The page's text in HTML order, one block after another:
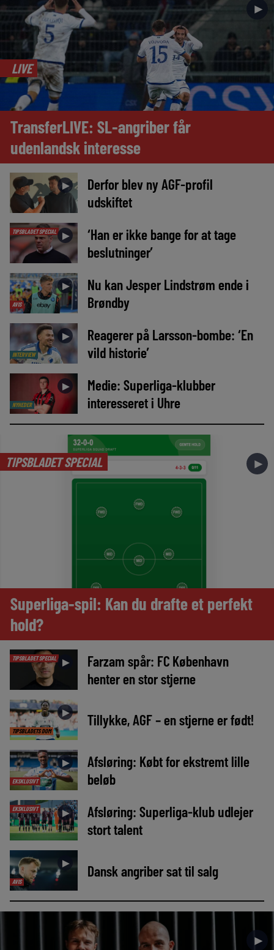
►
LIVE
TransferLIVE: SL-angriber får
udenlandsk interesse
►
Derfor blev ny AGF-profil
udskiftet
TIPSBLADET SPECIAL ►
‘Han er ikke bange for at tage
beslutninger’
AVIS
►
Nu kan Jesper Lindstrøm ende i
Brøndby
INTERVIEW
►
Reagerer på Larsson-bombe: ‘En
vild historie’
NYHEDER
►
Medie: Superliga-klubber
interesseret i Uhre
TIPSBLADET SPECIAL ►
Superliga-spil: Kan du drafte et perfekt
hold?
TIPSBLADET SPECIAL ►
Farzam spår: FC København
henter en stor stjerne
TIPSBLADETS DOM
► Tillykke, AGF – en stjerne er født!
EKSKLUSIVT
►
Afsløring: Købt for ekstremt lille
beløb
EKSKLUSIVT ►
Afsløring: Superliga-klub udlejer
stort talent
AVIS
► Dansk angriber sat til salg
►